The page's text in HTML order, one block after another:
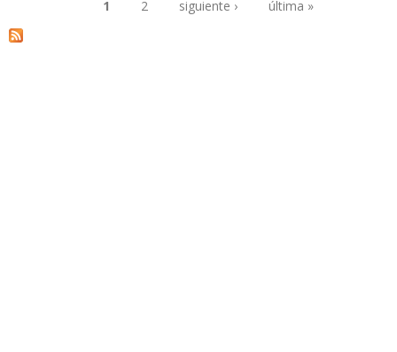
Páginas
1 2 siguiente › última »